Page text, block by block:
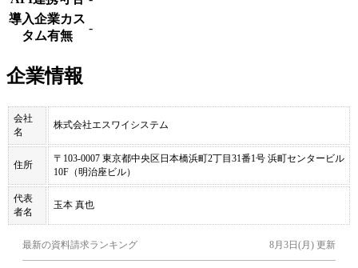
導入企業カス
タム有無
-
企業情報
会社
名
株式会社エスワイシステム
住所
〒103-0007 東京都中央区日本橋浜町2丁目31番1号 浜町センタービル
10F（明治座ビル）
代表
者名
玉本 真也
最新の資料請求ランキング 8月3日(月) 更新